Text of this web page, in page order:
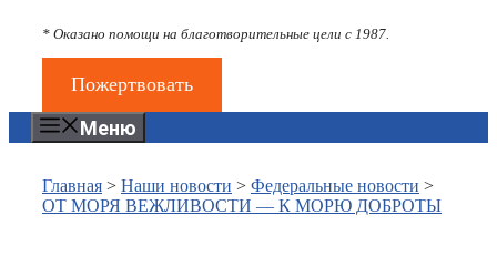
* Оказано помощи на благотворительные цели с 1987.
Пожертвовать
Меню
Главная > Наши новости > Федеральные новости >
ОТ МОРЯ ВЕЖЛИВОСТИ — К МОРЮ ДОБРОТЫ